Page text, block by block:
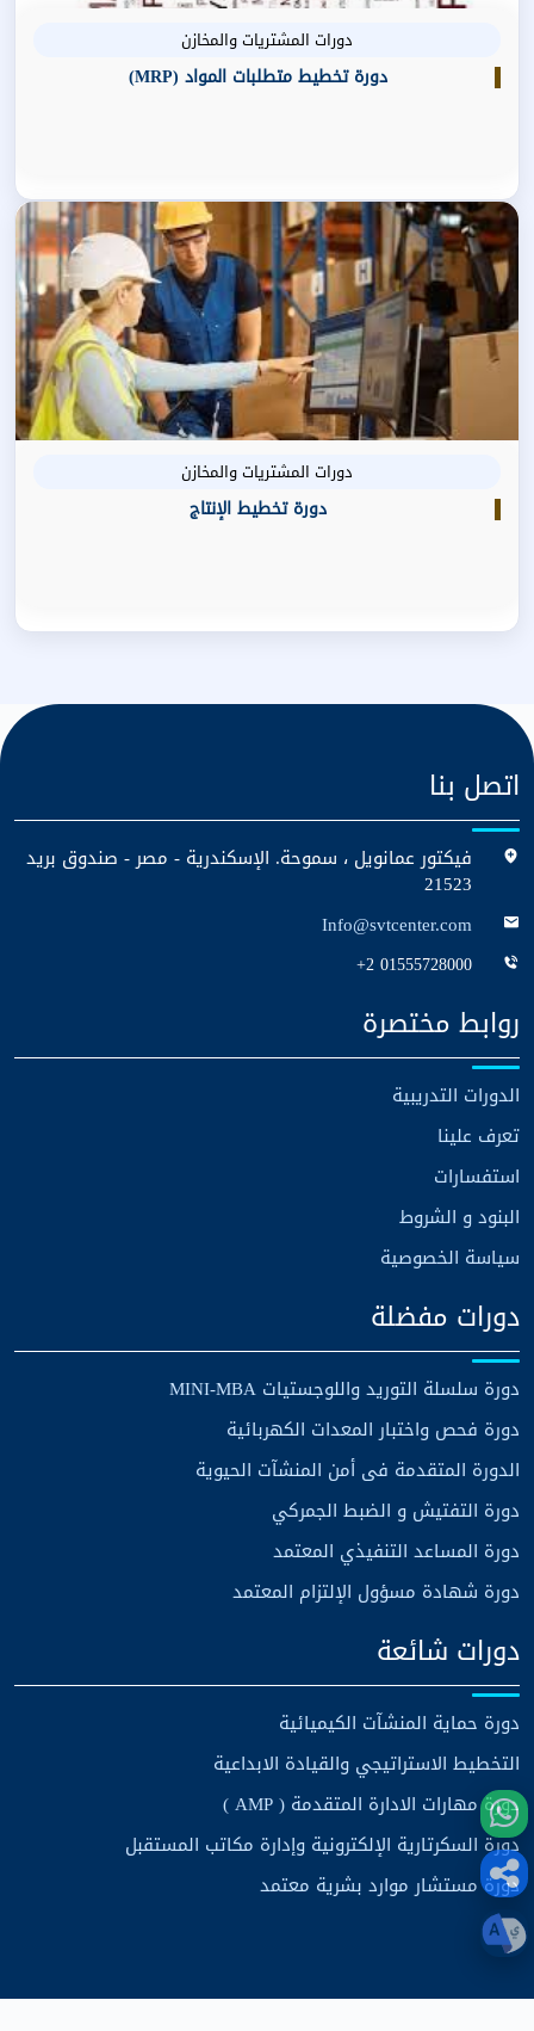
دورات المشتريات والمخازن
دورة تخطيط متطلبات المواد (MRP)
دورات المشتريات والمخازن
دورة تخطيط الإنتاج
اتصل بنا
فيكتور عمانويل ، سموحة. الإسكندرية - مصر - صندوق بريد
21523
Info@svtcenter.com
+2 01555728000
روابط مختصرة
الدورات التدريبية
تعرف علينا
استفسارات
البنود و الشروط
سياسة الخصوصية
دورات مفضلة
دورة سلسلة التوريد واللوجستيات MINI-MBA
دورة فحص واختبار المعدات الكهربائية
الدورة المتقدمة فى أمن المنشآت الحيوية
دورة التفتيش و الضبط الجمركي
دورة المساعد التنفيذي المعتمد
دورة شهادة مسؤول الإلتزام المعتمد
دورات شائعة
دورة حماية المنشآت الكيميائية
التخطيط الاستراتيجي والقيادة الابداعية
دورة مهارات الادارة المتقدمة ( AMP )
دورة السكرتارية الإلكترونية وإدارة مكاتب المستقبل
دورة مستشار موارد بشرية معتمد